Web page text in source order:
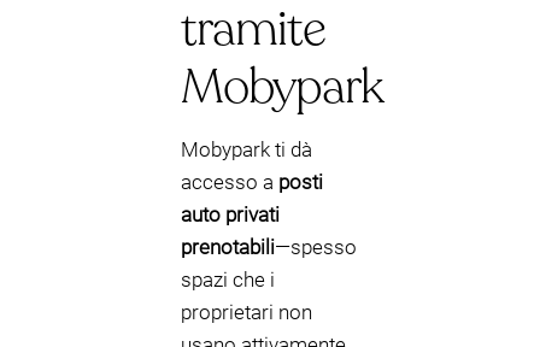
tramite
Mobypark
Mobypark ti dà
accesso a posti
auto privati
prenotabili—spesso
spazi che i
proprietari non